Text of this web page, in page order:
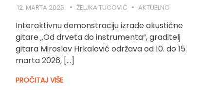
12. MARTA 2026. ŽELJKA TUCOVIĆ AKTUELNO
Interaktivnu demonstraciju izrade akustične
gitare „Od drveta do instrumenta“, graditelj
gitara Miroslav Hrkalović održava od 10. do 15.
marta 2026, […]
PROČITAJ VIŠE